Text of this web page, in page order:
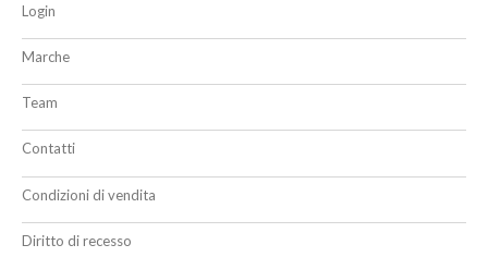
Login
Marche
Team
Contatti
Condizioni di vendita
Diritto di recesso